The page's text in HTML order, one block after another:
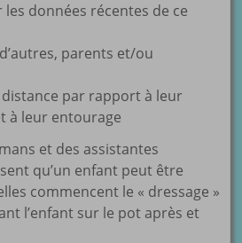
les données récentes de ce
parents et/ou
par rapport à leur
à leur entourage
et des assistantes
qu’un enfant peut être
commencent le « dressage »
l’enfant sur le pot après et